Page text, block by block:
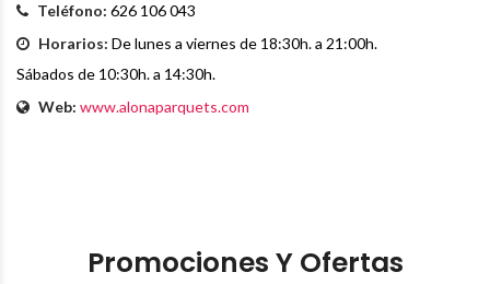
Teléfono: 626 106 043
Horarios: De lunes a viernes de 18:30h. a 21:00h.
Sábados de 10:30h. a 14:30h.
Web: www.alonaparquets.com
Promociones Y Ofertas